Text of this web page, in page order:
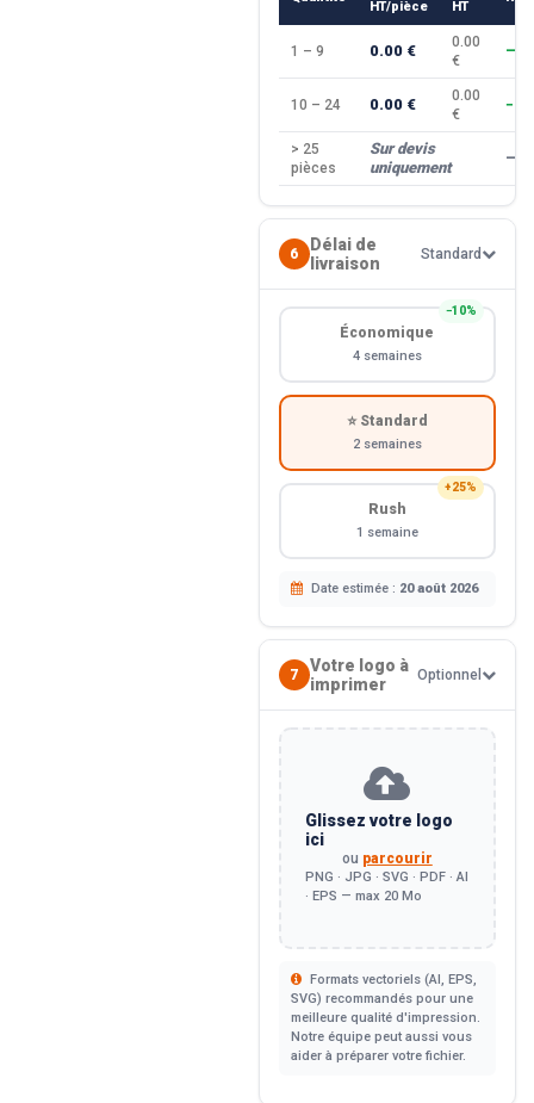
HT/pièce HT
1 – 9 0.00 €
0.00
€
—
10 – 24 0.00 €
0.00
€
> 25
pièces
Sur devis
uniquement
—
6
Délai de
livraison
Standard
−10%
Économique
4 semaines
⭐ Standard
2 semaines
+25%
Rush
1 semaine
Date estimée : 20 août 2026
7
Votre logo à
imprimer
Optionnel
Glissez votre logo
ici
ou parcourir
PNG · JPG · SVG · PDF · AI
· EPS — max 20 Mo
Formats vectoriels (AI, EPS,
SVG) recommandés pour une
meilleure qualité d'impression.
Notre équipe peut aussi vous
aider à préparer votre fichier.